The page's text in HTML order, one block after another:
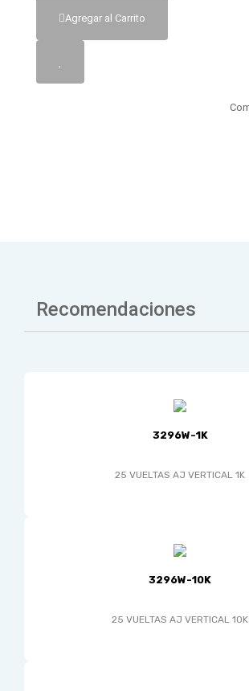
Agregar al Carrito
Recomendaciones
3296W-1K
25 VUELTAS AJ VERTICAL 1K
3296W-10K
25 VUELTAS AJ VERTICAL 10K